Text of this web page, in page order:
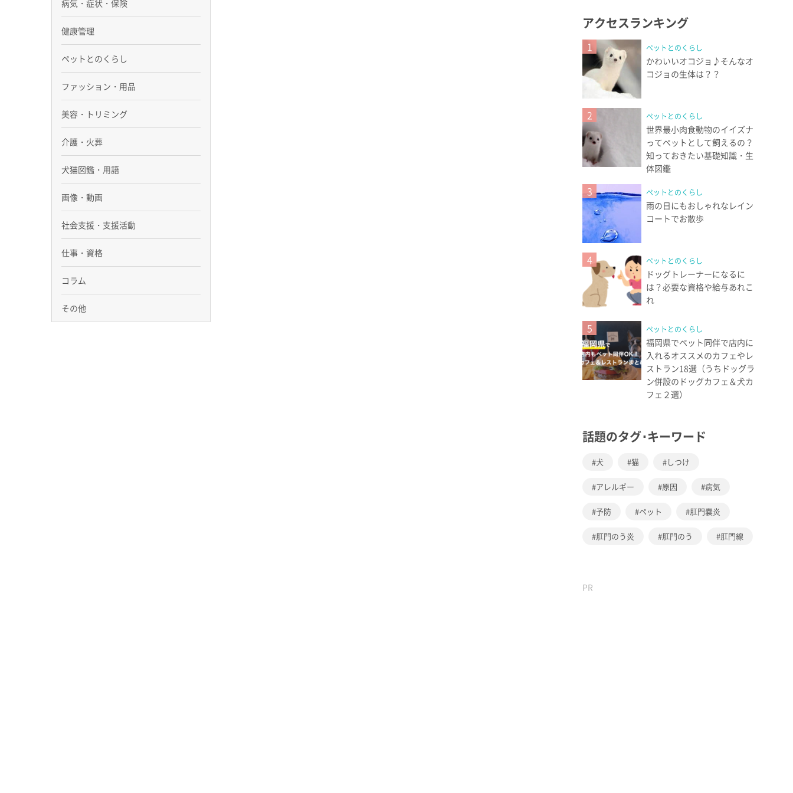
アクセスランキング
1 ペットとのくらし
かわいいオコジョ♪そんなオ
コジョの生体は？？
2 ペットとのくらし
世界最小肉食動物のイイズナ
ってペットとして飼えるの？
知っておきたい基礎知識・生
体図鑑
3 ペットとのくらし
雨の日にもおしゃれなレイン
コートでお散歩
4 ペットとのくらし
ドッグトレーナーになるに
は？必要な資格や給与あれこ
れ
5 ペットとのくらし
福岡県でペット同伴で店内に
入れるオススメのカフェやレ
ストラン18選（うちドッグラ
ン併設のドッグカフェ＆犬カ
フェ２選）
話題のタグ･キーワード
犬 猫 しつけ
アレルギー 原因 病気
予防 ペット 肛門嚢炎
肛門のう炎 肛門のう 肛門線
PR
病気・症状・保険
健康管理
ペットとのくらし
ファッション・用品
美容・トリミング
介護・火葬
犬猫図鑑・用語
画像・動画
社会支援・支援活動
仕事・資格
コラム
その他